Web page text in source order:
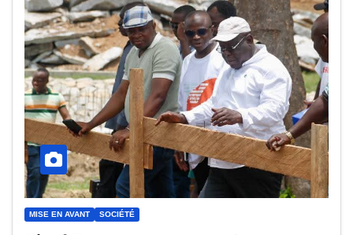
MISE EN AVANT SOCIÉTÉ